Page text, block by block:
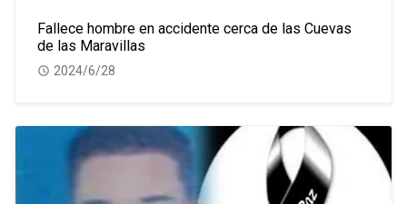
Fallece hombre en accidente cerca de las Cuevas
de las Maravillas
2024/6/28